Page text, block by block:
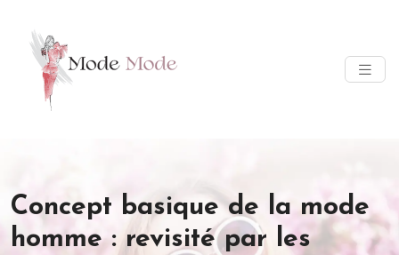
Concept basique de la mode
homme : revisité par les